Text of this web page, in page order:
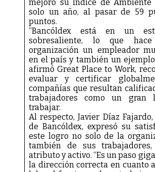
mejoró su Índice de Ambiente
solo un año, al pasar de 59
puntos.
“Bancóldex está en un
sobresaliente, lo que
organización un empleador
en el país y también un ejemplo
afirmó Great Place to Work,
evaluar y certificar
compañías que resultan
trabajadores como un gran
trabajar.
Al respecto, Javier Díaz
de Bancóldex, expresó su
este logro no solo de la
también de sus
atributo y activo. “Es un paso
la dirección correcta en cuanto